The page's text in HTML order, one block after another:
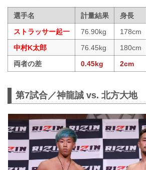
選手名 計量結果 身長
ストラッサー起一
76.90kg 178cm
中村K太郎
76.45kg 180cm
両者の差
0.45kg 2cm
第7試合／神龍誠 vs. 北方大地